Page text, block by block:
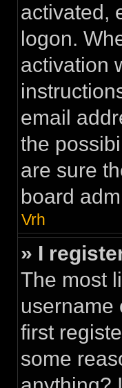
activated,
logon.
activation
email
the
are sure
board
Vrh
» I
The most
username
first
some